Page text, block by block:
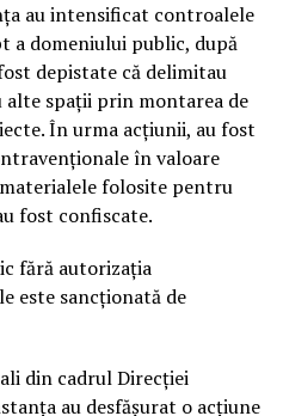
au intensificat controalele
a domeniului public, după
depistate că delimitau
alte spații prin montarea de
În urma acțiunii, au fost
în valoare
folosite pentru
fost confiscate.
fără autorizația
este sancționată de
din cadrul Direcției
au desfășurat o acțiune